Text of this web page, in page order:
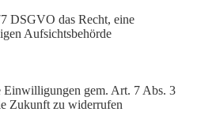
DSGVO das Recht, eine
Aufsichtsbehörde
Einwilligungen gem. Art. 7 Abs. 3
Zukunft zu widerrufen